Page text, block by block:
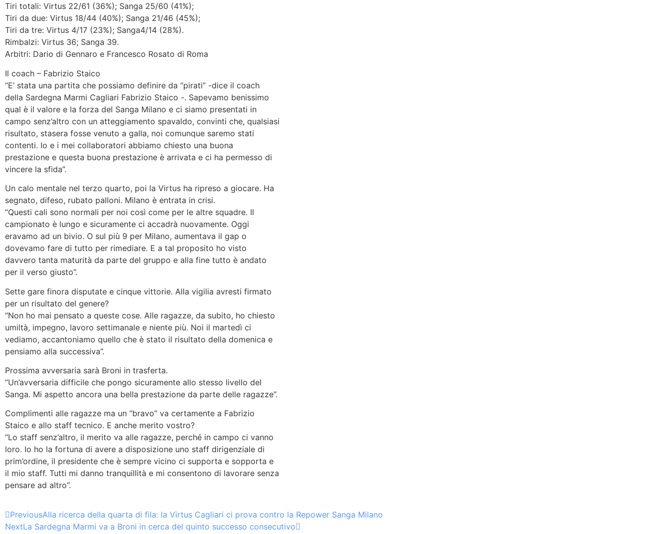
Tiri totali: Virtus 22/61 (36%); Sanga 25/60 (41%);
Tiri da due: Virtus 18/44 (40%); Sanga 21/46 (45%);
Tiri da tre: Virtus 4/17 (23%); Sanga4/14 (28%).
Rimbalzi: Virtus 36; Sanga 39.
Arbitri: Dario di Gennaro e Francesco Rosato di Roma
Il coach – Fabrizio Staico
“E’ stata una partita che possiamo definire da “pirati” -dice il coach
della Sardegna Marmi Cagliari Fabrizio Staico -. Sapevamo benissimo
qual è il valore e la forza del Sanga Milano e ci siamo presentati in
campo senz’altro con un atteggiamento spavaldo, convinti che, qualsiasi
risultato, stasera fosse venuto a galla, noi comunque saremo stati
contenti. Io e i mei collaboratori abbiamo chiesto una buona
prestazione e questa buona prestazione è arrivata e ci ha permesso di
vincere la sfida”.
Un calo mentale nel terzo quarto, poi la Virtus ha ripreso a giocare. Ha
segnato, difeso, rubato palloni. Milano è entrata in crisi.
“Questi cali sono normali per noi così come per le altre squadre. Il
campionato è lungo e sicuramente ci accadrà nuovamente. Oggi
eravamo ad un bivio. O sul più 9 per Milano, aumentava il gap o
dovevamo fare di tutto per rimediare. E a tal proposito ho visto
davvero tanta maturità da parte del gruppo e alla fine tutto è andato
per il verso giusto”.
Sette gare finora disputate e cinque vittorie. Alla vigilia avresti firmato
per un risultato del genere?
“Non ho mai pensato a queste cose. Alle ragazze, da subito, ho chiesto
umiltà, impegno, lavoro settimanale e niente più. Noi il martedì ci
vediamo, accantoniamo quello che è stato il risultato della domenica e
pensiamo alla successiva”.
Prossima avversaria sarà Broni in trasferta.
“Un’avversaria difficile che pongo sicuramente allo stesso livello del
Sanga. Mi aspetto ancora una bella prestazione da parte delle ragazze”.
Complimenti alle ragazze ma un “bravo” va certamente a Fabrizio
Staico e allo staff tecnico. E anche merito vostro?
“Lo staff senz’altro, il merito va alle ragazze, perché in campo ci vanno
loro. Io ho la fortuna di avere a disposizione uno staff dirigenziale di
prim’ordine, il presidente che è sempre vicino ci supporta e sopporta e
il mio staff. Tutti mi danno tranquillità e mi consentono di lavorare senza
pensare ad altro”.
PreviousAlla ricerca della quarta di fila: la Virtus Cagliari ci prova contro la Repower Sanga Milano
NextLa Sardegna Marmi va a Broni in cerca del quinto successo consecutivo